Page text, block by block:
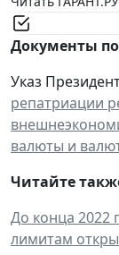
Документы
Указ
репатриации
валюты и
Читайте
До конца 2022
лимитам